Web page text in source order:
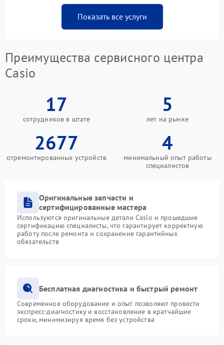
Показать все услуги
Преимущества сервисного центра
Casio
17
сотрудников в штате
5
лет на рынке
2677
отремонтированных устройств
4
минимальный опыт работы
специалистов
Оригинальные запчасти и
сертифицированные мастера
Используются оригинальные детали Casio и прошедшие
сертификацию специалисты, что гарантирует корректную
работу после ремонта и сохранение гарантийных
обязательств
Бесплатная диагностика и быстрый ремонт
Современное оборудование и опыт позволяют провести
экспресс-диагностику и восстановление в кратчайшие
сроки, минимизируя время без устройства